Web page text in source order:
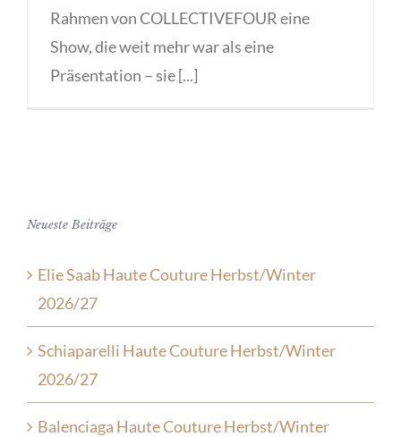
Rahmen von COLLECTIVEFOUR eine
Show, die weit mehr war als eine
Präsentation – sie [...]
Neueste Beiträge
Elie Saab Haute Couture Herbst/Winter
2026/27
Schiaparelli Haute Couture Herbst/Winter
2026/27
Balenciaga Haute Couture Herbst/Winter